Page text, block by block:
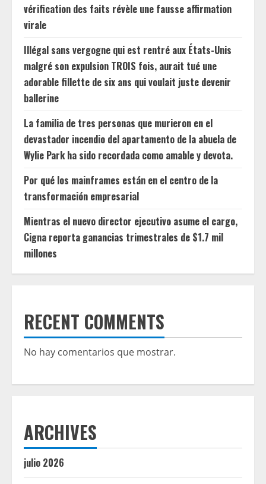
vérification des faits révèle une fausse affirmation
virale
Illégal sans vergogne qui est rentré aux États-Unis
malgré son expulsion TROIS fois, aurait tué une
adorable fillette de six ans qui voulait juste devenir
ballerine
La familia de tres personas que murieron en el
devastador incendio del apartamento de la abuela de
Wylie Park ha sido recordada como amable y devota.
Por qué los mainframes están en el centro de la
transformación empresarial
Mientras el nuevo director ejecutivo asume el cargo,
Cigna reporta ganancias trimestrales de $1.7 mil
millones
RECENT COMMENTS
No hay comentarios que mostrar.
ARCHIVES
julio 2026